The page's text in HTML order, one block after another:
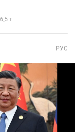
6,5 т.
РУС